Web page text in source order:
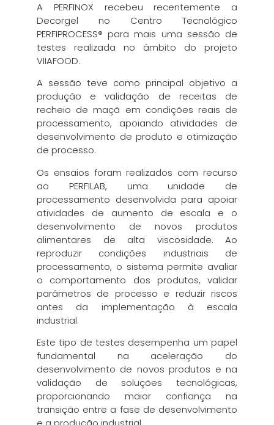
A PERFINOX recebeu recentemente a
Decorgel no Centro Tecnológico
PERFIPROCESS® para mais uma sessão de
testes realizada no âmbito do projeto
VIIAFOOD.
A sessão teve como principal objetivo a
produção e validação de receitas de
recheio de maçã em condições reais de
processamento, apoiando atividades de
desenvolvimento de produto e otimização
de processo.
Os ensaios foram realizados com recurso
ao PERFILAB, uma unidade de
processamento desenvolvida para apoiar
atividades de aumento de escala e o
desenvolvimento de novos produtos
alimentares de alta viscosidade. Ao
reproduzir condições industriais de
processamento, o sistema permite avaliar
o comportamento dos produtos, validar
parâmetros de processo e reduzir riscos
antes da implementação à escala
industrial.
Este tipo de testes desempenha um papel
fundamental na aceleração do
desenvolvimento de novos produtos e na
validação de soluções tecnológicas,
proporcionando maior confiança na
transição entre a fase de desenvolvimento